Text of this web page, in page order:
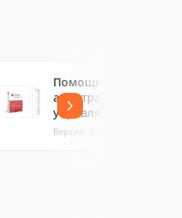
Помощник
арбитражного
управляющего
Версия: 3.9.3 (71.16 МБ)